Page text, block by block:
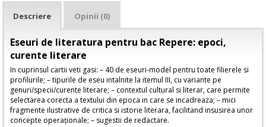
Descriere Opinii (0)
Eseuri de literatura pentru bac Repere: epoci,
curente literare
In cuprinsul cartii veti gasi: – 40 de eseuri-model pentru toate filierele si
profilurile; – tipurile de eseu intalnite la itemul III, cu variante pe
genuri/specii/curente literare; – contextul cultural si literar, care permite
selectarea corecta a textului din epoca in care se incadreaza; – mici
fragmente ilustrative de critica si istorie literara, facilitand insusirea unor
concepte operaționale; – sugestii de redactare.